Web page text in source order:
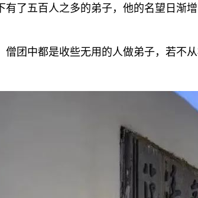
了五百人之多的弟子，他的名望日渐
僧团中都是收些无用的人做弟子，若不